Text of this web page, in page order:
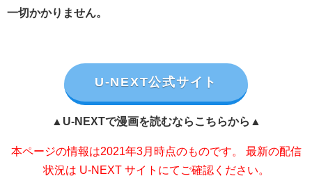
一切かかりません。
U-NEXT公式サイト
▲U-NEXTで漫画を読むならこちらから▲
本ページの情報は2021年3月時点のものです。 最新の配信
状況は U-NEXT サイトにてご確認ください。